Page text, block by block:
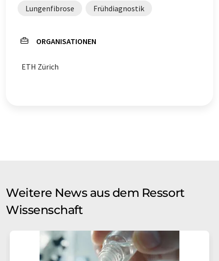
Lungenfibrose Frühdiagnostik
ORGANISATIONEN
ETH Zürich
Weitere News aus dem Ressort
Wissenschaft